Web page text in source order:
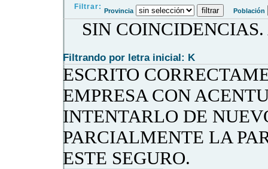
Filtrar: Provincia Población
Filtrando por letra inicial: K
SIN
ESCRITO
EMPRESA CON
INTENTARLO DE
PARCIALMENTE LA
ESTE SEGURO.